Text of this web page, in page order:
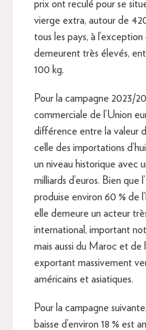
prix ont reculé pour se
vierge extra, autour de
tous les pays, à
demeurent très élevés,
100 kg.
Pour la campagne 2023/
commerciale de l’Union
différence entre la valeur
celle des importations
un niveau historique avec
milliards d’euros. Bien que
produise environ 60 % de
elle demeure un acteur
international, important
mais aussi du Maroc et de
exportant massivement
américains et asiatiques.
Pour la campagne
baisse d’environ 18 % est